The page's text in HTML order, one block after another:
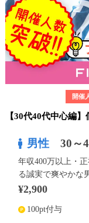
開催
【30代40代中心編
男性 30～
年収400万以上・
る誠実で爽やかな
¥2,900
100pt付与